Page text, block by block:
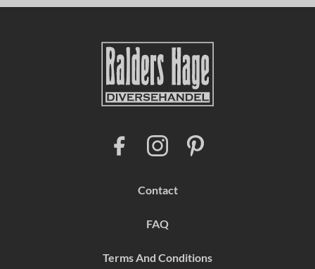
Contact
FAQ
Terms And Conditions
I
n
g
a
m